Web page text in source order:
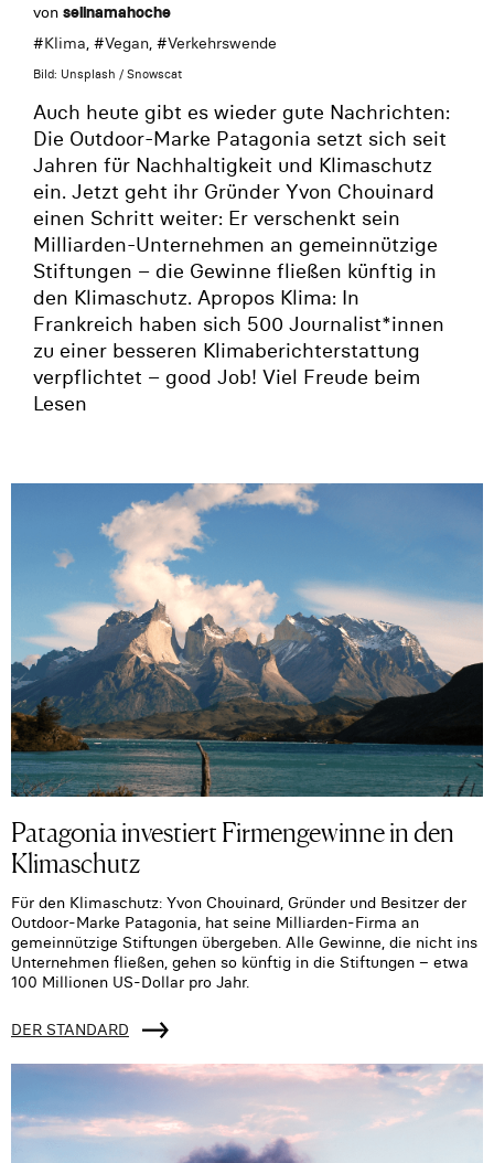
von selinamahoche
#Klima, #Vegan, #Verkehrswende
Bild: Unsplash / Snowscat
Auch heute gibt es wieder gute Nachrichten:
Die Outdoor-Marke Patagonia setzt sich seit
Jahren für Nachhaltigkeit und Klimaschutz
ein. Jetzt geht ihr Gründer Yvon Chouinard
einen Schritt weiter: Er verschenkt sein
Milliarden-Unternehmen an gemeinnützige
Stiftungen – die Gewinne fließen künftig in
den Klimaschutz. Apropos Klima: In
Frankreich haben sich 500 Journalist*innen
zu einer besseren Klimaberichterstattung
verpflichtet – good Job! Viel Freude beim
Lesen
Patagonia investiert Firmengewinne in den
Klimaschutz
Für den Klimaschutz: Yvon Chouinard, Gründer und Besitzer der
Outdoor-Marke Patagonia, hat seine Milliarden-Firma an
gemeinnützige Stiftungen übergeben. Alle Gewinne, die nicht ins
Unternehmen fließen, gehen so künftig in die Stiftungen – etwa
100 Millionen US-Dollar pro Jahr.
DER STANDARD